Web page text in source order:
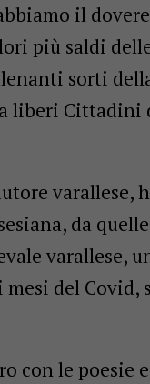
il
più saldi
sorti
liberi
varallese,
da
varallese,
del Covid,
con le poesie